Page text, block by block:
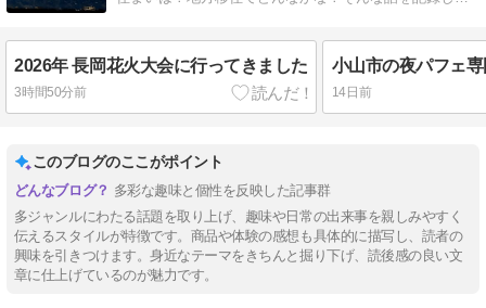
2026年 長岡花火大会に行ってきました
3時間50分前 14日前
このブログのここがポイント
多彩な趣味と個性を反映した記事群
多ジャンルにわたる話題を取り上げ、趣味や日常の出来事を親しみやすく
伝えるスタイルが特徴です。商品や体験の感想も具体的に描写し、読者の
興味を引きつけます。身近なテーマをきちんと掘り下げ、読後感の良い文
章に仕上げているのが魅力です。